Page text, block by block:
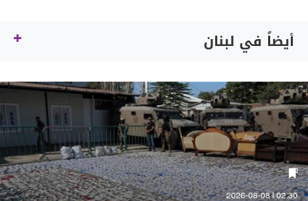
أيضاً في لبنان
02:30 | 2026-08-08